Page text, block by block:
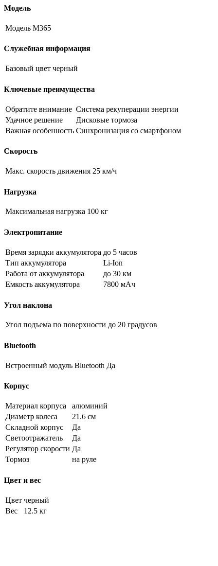
Модель
Модель M365
Служебная информация
Базовый цвет черный
Ключевые преимущества
Обратите внимание Система рекуперации энергии
Удачное решение
Дисковые тормоза
Важная особенность Синхронизация со смартфоном
Скорость
Макс. скорость движения 25 км/ч
Нагрузка
Максимальная нагрузка 100 кг
Электропитание
Время зарядки аккумулятора до 5 часов
Тип аккумулятора
Li-Ion
Работа от аккумулятора
до 30 км
Емкость аккумулятора
7800 мАч
Угол наклона
Угол подъема по поверхности до 20 градусов
Bluetooth
Встроенный модуль Bluetooth Да
Корпус
Материал корпуса
алюминий
Диаметр колеса
21.6 см
Складной корпус
Да
Светоотражатель
Да
Регулятор скорости Да
Тормоз
на руле
Цвет и вес
Цвет черный
Вес
12.5 кг